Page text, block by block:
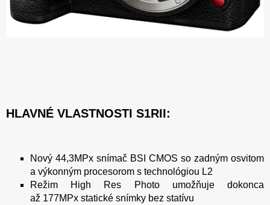
HLAVNÉ VLASTNOSTI S1RII:
Nový 44,3MPx snímač BSI CMOS so zadným osvitom
a výkonným procesorom s technológiou L2
Režim High Res Photo umožňuje dokonca
až 177MPx statické snímky bez statívu